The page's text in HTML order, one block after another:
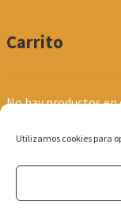
Utilizamos cookies para
Carrito
No hay productos
© Produpel |